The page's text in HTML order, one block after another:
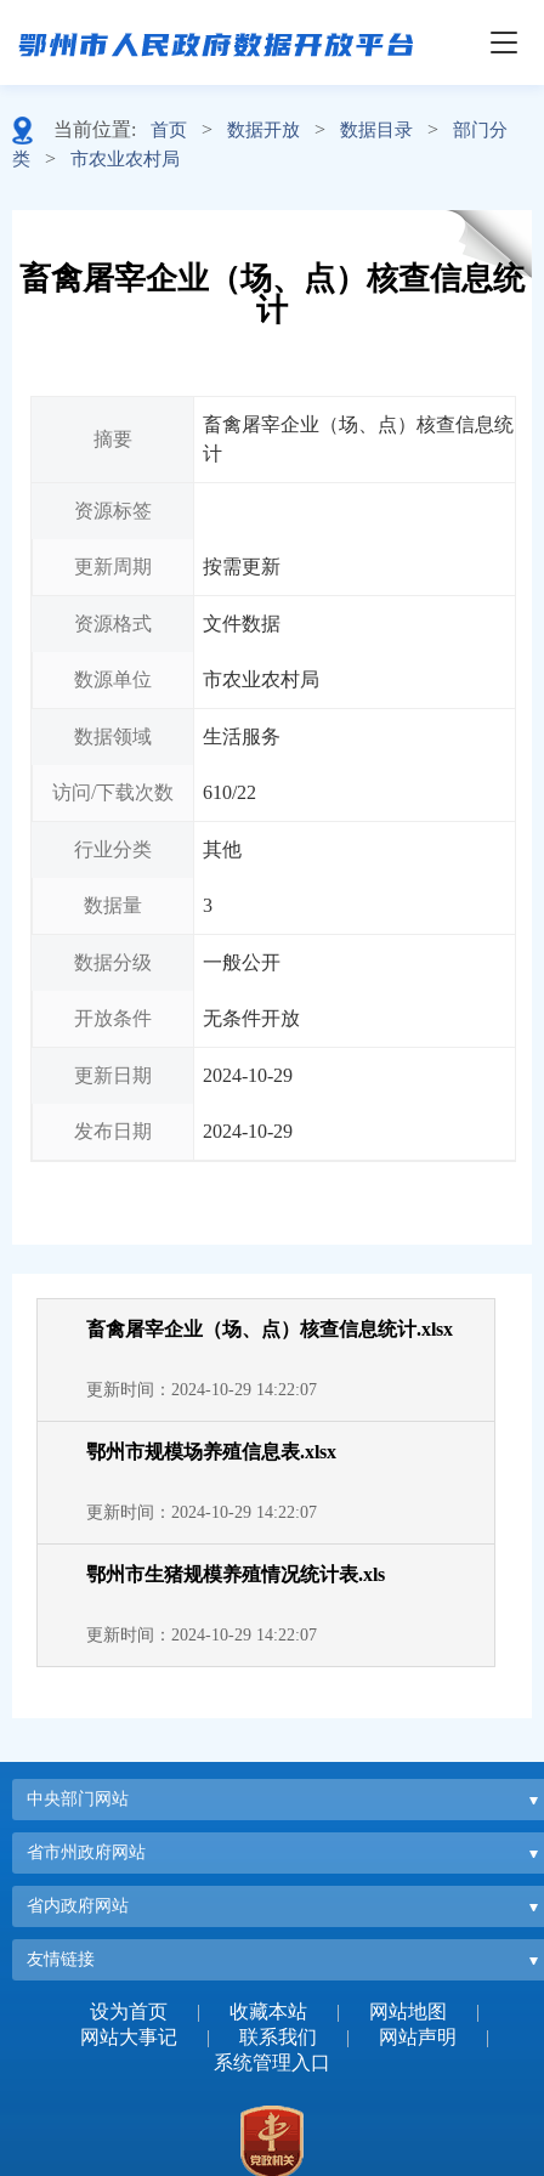
当前位置: 首页 > 数据开放 > 数据目录 >
部门分
类
> 市农业农村局
畜禽屠宰企业（场、点）核查信息统
计
摘要
畜禽屠宰企业（场、点）核查信息统
计
资源标签
更新周期 按需更新
资源格式 文件数据
数源单位 市农业农村局
数据领域 生活服务
访问/下载次数 610/22
行业分类 其他
数据量 3
数据分级 一般公开
开放条件 无条件开放
更新日期 2024-10-29
发布日期 2024-10-29
畜禽屠宰企业（场、点）核查信息统计.xlsx
更新时间：2024-10-29 14:22:07
鄂州市规模场养殖信息表.xlsx
更新时间：2024-10-29 14:22:07
鄂州市生猪规模养殖情况统计表.xls
更新时间：2024-10-29 14:22:07
中央部门网站
省市州政府网站
省内政府网站
友情链接
设为首页 | 收藏本站 | 网站地图
|
网站大事记
| 联系我们 | 网站声明
|
系统管理入口